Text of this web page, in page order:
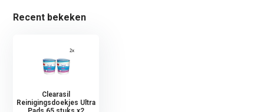
Recent bekeken
Clearasil
Reinigingsdoekjes Ultra